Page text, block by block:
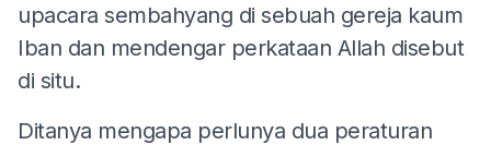
upacara sembahyang di sebuah gereja kaum
Iban dan mendengar perkataan Allah disebut
di situ.
Ditanya mengapa perlunya dua peraturan